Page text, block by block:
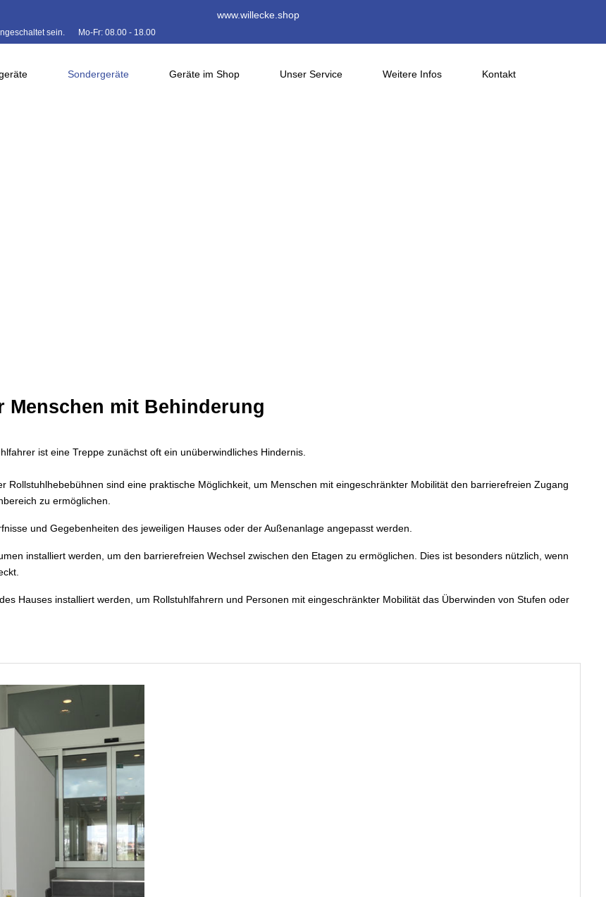
sein.
Mo-Fr: 08.00 - 18.00
www.willecke.shop
Sondergeräte Geräte im Shop Unser Service Weitere Infos Kontakt
mit Behinderung
ist eine Treppe zunächst oft ein unüberwindliches Hindernis.
sind eine praktische Möglichkeit, um Menschen mit eingeschränkter Mobilität den barrierefreien Zugang
zu ermöglichen.
und Gegebenheiten des jeweiligen Hauses oder der Außenanlage angepasst werden.
installiert werden, um den barrierefreien Wechsel zwischen den Etagen zu ermöglichen. Dies ist besonders nützlich, wenn
Hauses installiert werden, um Rollstuhlfahrern und Personen mit eingeschränkter Mobilität das Überwinden von Stufen oder